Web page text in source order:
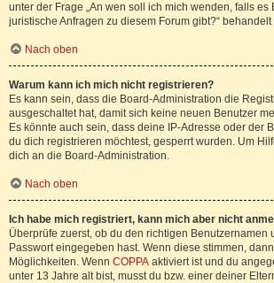
unter der Frage „An wen soll ich mich wenden, falls es
juristische Anfragen zu diesem Forum gibt?“
Nach oben
Warum kann ich mich nicht registrieren?
Es kann sein, dass die Board-Administration die
ausgeschaltet hat, damit sich keine neuen Benutzer
Es könnte auch sein, dass deine IP-Adresse oder der
du dich registrieren möchtest, gesperrt wurden. Um
dich an die Board-Administration.
Nach oben
Ich habe mich registriert, kann mich aber nicht
Überprüfe zuerst, ob du den richtigen Benutzernamen
Passwort eingegeben hast. Wenn diese stimmen,
Möglichkeiten. Wenn COPPA aktiviert ist und du
unter 13 Jahre alt bist, musst du bzw. einer deiner